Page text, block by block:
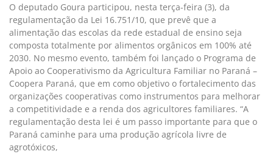
O deputado Goura participou, nesta terça-feira (3), da
regulamentação da Lei 16.751/10, que prevê que a
alimentação das escolas da rede estadual de ensino seja
composta totalmente por alimentos orgânicos em 100% até
2030. No mesmo evento, também foi lançado o Programa de
Apoio ao Cooperativismo da Agricultura Familiar no Paraná –
Coopera Paraná, que em como objetivo o fortalecimento das
organizações cooperativas como instrumentos para melhorar
a competitividade e a renda dos agricultores familiares. “A
regulamentação desta lei é um passo importante para que o
Paraná caminhe para uma produção agrícola livre de
agrotóxicos,